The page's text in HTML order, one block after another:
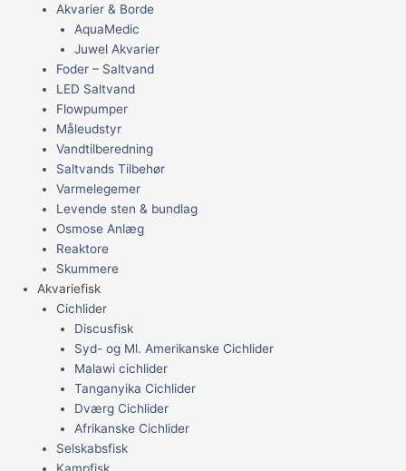
Akvarier & Borde
AquaMedic
Juwel Akvarier
Foder – Saltvand
LED Saltvand
Flowpumper
Måleudstyr
Vandtilberedning
Saltvands Tilbehør
Varmelegemer
Levende sten & bundlag
Osmose Anlæg
Reaktore
Skummere
Akvariefisk
Cichlider
Discusfisk
Syd- og Ml. Amerikanske Cichlider
Malawi cichlider
Tanganyika Cichlider
Dværg Cichlider
Afrikanske Cichlider
Selskabsfisk
Kampfisk